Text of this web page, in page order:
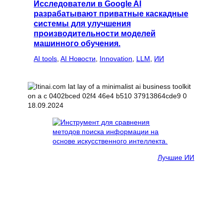
Исследователи в Google AI
разрабатывают приватные каскадные
системы для улучшения
производительности моделей
машинного обучения.
AI tools, AI Новости, Innovation, LLM, ИИ
18.09.2024
Лучшие ИИ